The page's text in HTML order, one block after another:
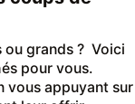
ou grands ? Voici
pour vous.
vous appuyant sur